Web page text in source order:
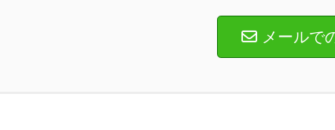
メールで